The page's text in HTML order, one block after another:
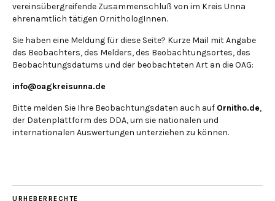
vereinsübergreifende Zusammenschluß von im Kreis Unna
ehrenamtlich tätigen OrnithologInnen.
Sie haben eine Meldung für diese Seite? Kurze Mail mit Angabe
des Beobachters, des Melders, des Beobachtungsortes, des
Beobachtungsdatums und der beobachteten Art an die OAG:
info@oagkreisunna.de
Bitte melden Sie Ihre Beobachtungsdaten auch auf Ornitho.de,
der Datenplattform des DDA, um sie nationalen und
internationalen Auswertungen unterziehen zu können.
URHEBERRECHTE